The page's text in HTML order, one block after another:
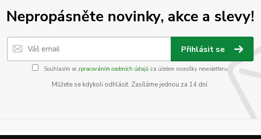
Nepropásněte novinky, akce a slevy!
Přihlásit se
Souhlasím se zpracováním osobních údajůza účelem rozesílky newsletteru.
Můžete se kdykoli odhlásit. Zasíláme jednou za 14 dní.